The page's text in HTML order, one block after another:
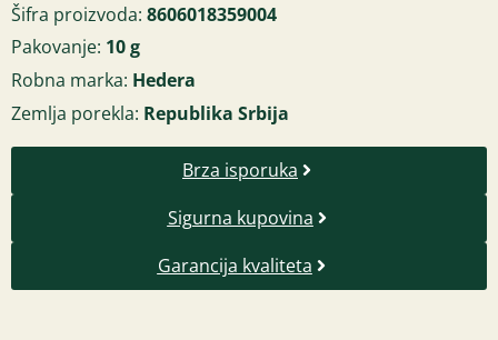
Šifra proizvoda: 8606018359004
Pakovanje: 10 g
Robna marka: Hedera
Zemlja porekla: Republika Srbija
Brza isporuka
Sigurna kupovina
Garancija kvaliteta